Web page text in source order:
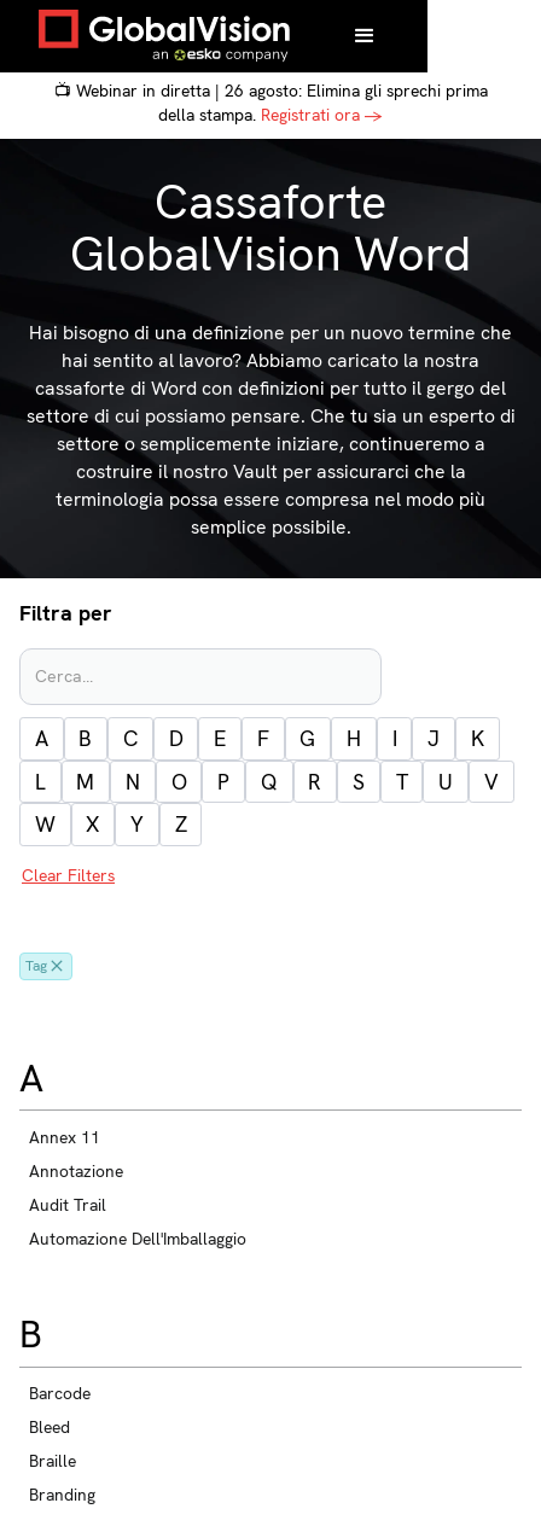
📺 Webinar in diretta | 26 agosto: Elimina gli sprechi prima
della stampa. Registrati ora →
Cassaforte
GlobalVision Word
Hai bisogno di una definizione per un nuovo termine che
hai sentito al lavoro? Abbiamo caricato la nostra
cassaforte di Word con definizioni per tutto il gergo del
settore di cui possiamo pensare. Che tu sia un esperto di
settore o semplicemente iniziare, continueremo a
costruire il nostro Vault per assicurarci che la
terminologia possa essere compresa nel modo più
semplice possibile.
Filtra per
A B C D E F G H I J
K
L
M N O P Q R S T U
V
W
X Y Z
Clear Filters
Tag
A
Annex 11
Annotazione
Audit Trail
Automazione Dell'Imballaggio
B
Barcode
Bleed
Braille
Branding